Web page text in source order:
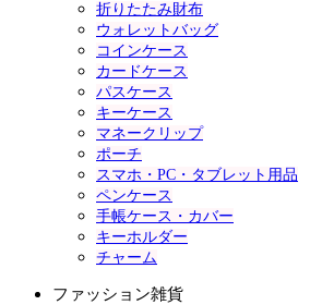
折りたたみ財布
ウォレットバッグ
コインケース
カードケース
パスケース
キーケース
マネークリップ
ポーチ
スマホ・PC・タブレット用品
ペンケース
手帳ケース・カバー
キーホルダー
チャーム
ファッション雑貨